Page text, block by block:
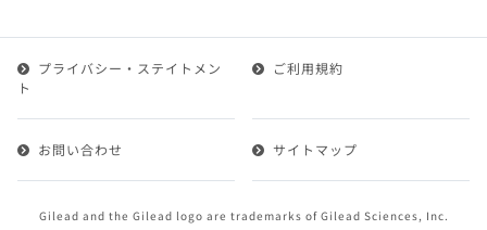
1.会員とは、医療関係者の方で、本サービスの利用規約
ービスに登録を申し込みギリアドがこれを承認した方を
いいます。
けることができます。
Gilead and the Gilead logo are trademarks of Gilead Sciences, Inc.
プライバシー・ステイトメン
ト
ご利用規約
お問い合わせ サイトマップ